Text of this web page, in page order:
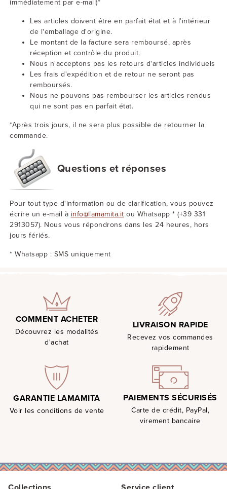
immédiatement par e-mail)*
Les articles doivent être en parfait état et à l'intérieur
de l'emballage d'origine.
Le montant de la facture sera remboursé, après
réception et contrôle du produit.
Nous n'acceptons pas les retours d'articles individuels
Les frais d'expédition et de retour ne seront pas
remboursés.
Nous ne pouvons pas rembourser les articles rendus
qui ne sont pas en parfait état.
*Après trois jours, il ne sera plus possible de retourner la
commande.
Questions et réponses
Pour tout type d'information ou de clarification, vous pouvez
écrire un e-mail à info@lamamita.it ou Whatsapp * (+39 331
2913057). Nous vous répondrons dans les 24 heures, hors
jours fériés.
* Whatsapp : SMS uniquement
COMMENT ACHETER
Découvrez les modalités
d'achat
LIVRAISON RAPIDE
Recevez vos commandes
rapidement
GARANTIE LAMAMITA
Voir les conditions de vente
PAIEMENTS SÉCURISÉS
Carte de crédit, PayPal,
virement bancaire